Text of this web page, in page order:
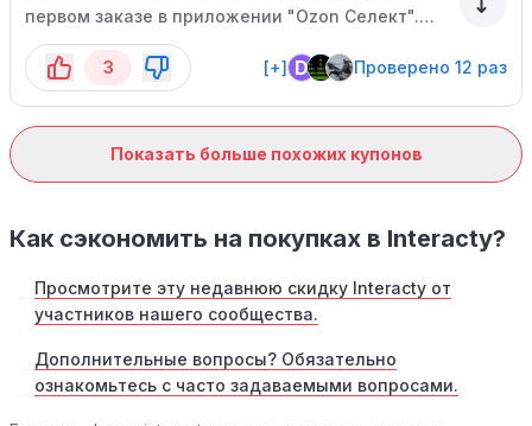
первом заказе в приложении "Ozon Селект".
Время действия акции ограничено.
3
[+] D Проверено 12 раз
Показать больше похожих купонов
Как сэкономить на покупках в Interacty?
Просмотрите эту недавнюю скидку Interacty от
участников нашего сообщества.
Дополнительные вопросы? Обязательно
ознакомьтесь с часто задаваемыми вопросами.